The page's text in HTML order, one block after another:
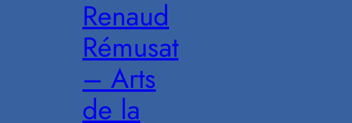
Renaud
Rémusat
– Arts
de la